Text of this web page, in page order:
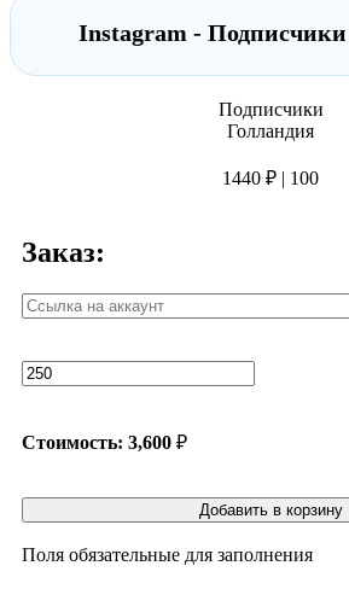
Instagram - Подписчики
Подписчики
Голландия
1440 ₽ | 100
Заказ:
Стоимость: 3,600 ₽
Добавить в корзину
Поля обязательные для заполнения